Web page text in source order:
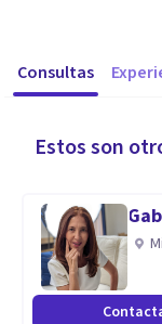
Consultas
Estos son